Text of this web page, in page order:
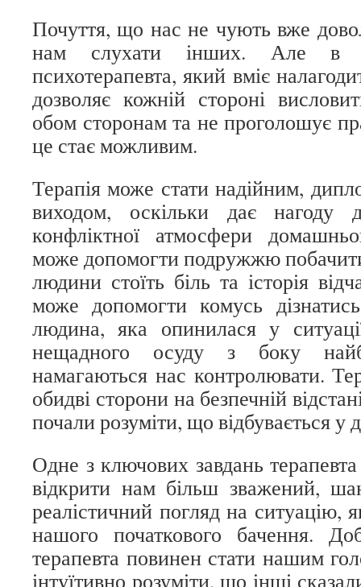
Почуття, що нас не чують вже
нам слухати інших. Але в
психотерапевта, який вміє
дозволяє кожній стороні
обом сторонам та не проголошує
це стає можливим.
Терапія може стати надійним,
виходом, оскільки дає нагоду
конфліктної атмосфери
може допомогти подружжю
людини стоїть біль та історія
може допомогти комусь
людина, яка опинилася у
нещадного осуду з боку
намагаються нас контролювати.
обидві сторони на безпечній
почали розуміти, що відбувається у
Одне з ключових завдань
відкрити нам більш зважений,
реалістичний погляд на ситуацію,
нашого початкового бачення.
терапевта повинен стати нашим
інтуїтивно розуміти, що інші